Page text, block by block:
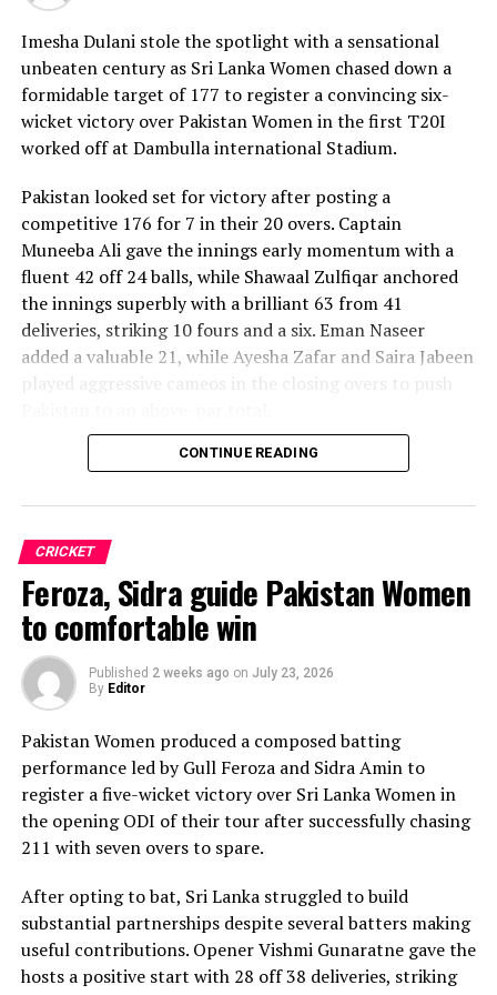
Imesha Dulani stole the spotlight with a sensational
unbeaten century as Sri Lanka Women chased down a
formidable target of 177 to register a convincing six-
wicket victory over Pakistan Women in the first T20I
worked off at Dambulla international Stadium.
Pakistan looked set for victory after posting a
competitive 176 for 7 in their 20 overs. Captain
Muneeba Ali gave the innings early momentum with a
fluent 42 off 24 balls, while Shawaal Zulfiqar anchored
the innings superbly with a brilliant 63 from 41
deliveries, striking 10 fours and a six. Eman Naseer
added a valuable 21, while Ayesha Zafar and Saira Jabeen
played aggressive cameos in the closing overs to push
Sri Lanka’s bowlers shared the wickets, with Kavisha
Praboda, Sugandika Kumari and Kawya Kavindi chipped
in with one wicket apiece, while disciplined fielding
produced two crucial run-outs.
The chase belonged entirely to Dulani, who delivered
the innings of the match. Displaying confidence,
composure and a wide range of attacking strokes, she
remained unbeaten on 101 from just 64 balls, smashing
with controlled aggression, ensuring Sri Lanka stayed
ahead of the required rate throughout the chase.
Captain Chamari Athapaththu provided the ideal
platform with a sparkling 39 off 22 balls, adding 78 for
partnership. Although Sri Lanka lost wickets at regular
intervals in the middle overs, Dulani remained firmly in
control, rotating the strike effectively before
accelerating when it mattered most.
CONTINUE READING
CRICKET
Feroza, Sidra guide Pakistan Women
to comfortable win
Published 2 weeks ago on July 23, 2026
By Editor
Pakistan Women produced a composed batting
performance led by Gull Feroza and Sidra Amin to
register a five-wicket victory over Sri Lanka Women in
the opening ODI of their tour after successfully chasing
211 with seven overs to spare.
After opting to bat, Sri Lanka struggled to build
substantial partnerships despite several batters making
useful contributions. Opener Vishmi Gunaratne gave the
hosts a positive start with 28 off 38 deliveries, striking